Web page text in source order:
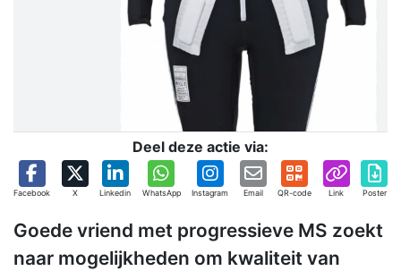
Deel deze actie via:
Facebook X Linkedin WhatsApp Instagram Email QR-code Link Poster
Goede vriend met progressieve MS zoekt
naar mogelijkheden om kwaliteit van